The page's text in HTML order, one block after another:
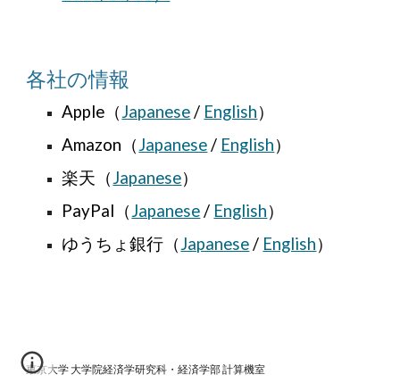
各社の情報
Apple（Japanese/ English）
Amazon（Japanese/ English）
楽天 （Japanese）
PayPal（Japanese/ English）
ゆうちょ銀行（Japanese/ English）
東京大学 大学院経済学研究科・経済学部計算機室